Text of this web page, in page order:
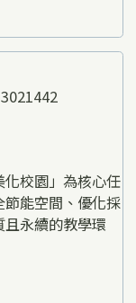
校園」為核心任
能空間、優化採
永續的教學環